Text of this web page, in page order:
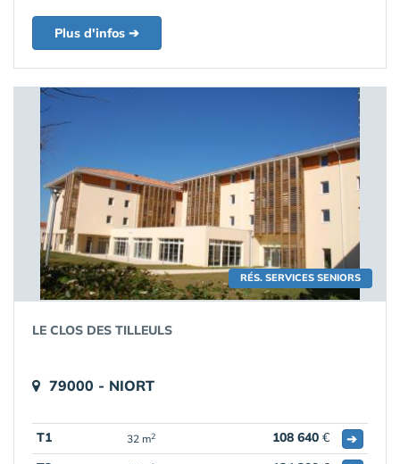
Plus d'infos ➔
RÉS. SERVICES SENIORS
LE CLOS DES TILLEULS
79000 - NIORT
T1 32 m2 108 640 €
➔